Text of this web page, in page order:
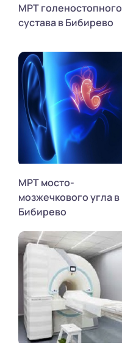
МРТ голеностопного
сустава в Бибирево
МРТ мосто-
мозжечкового угла в
Бибирево